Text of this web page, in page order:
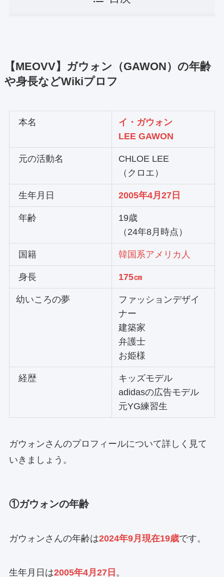
【MEOVV】ガウォン（GAWON）の年齢
や身長などWikiプロフ
本名
イ・ガウォン
LEE GAWON
元の活動名
CHLOE LEE
（クロエ）
生年月日 2005年4月27日
年齢
19歳
（24年8月時点）
国籍 韓国系アメリカ人
身長 175㎝
幼いころの夢
ファッションデザイ
ナー
建築家
弁護士
お姫様
経歴
キッズモデル
adidasの広告モデル
元YG練習生
ガウォンさんのプロフィールについて詳しく見て
いきましょう。
①ガウォンの年齢
ガウォンさんの年齢は2024年9月現在19歳です。
生年月日は2005年4月27日 。